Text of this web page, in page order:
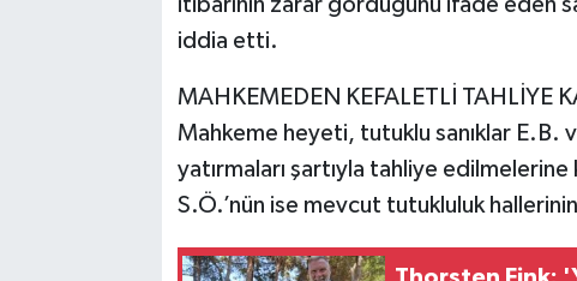
itibarının zarar gördüğünü ifade eden
iddia etti.
MAHKEMEDEN KEFALETLİ TAHLİYE
Mahkeme heyeti, tutuklu sanıklar E.B.
yatırmaları şartıyla tahliye
S.Ö.’nün ise mevcut tutukluluk